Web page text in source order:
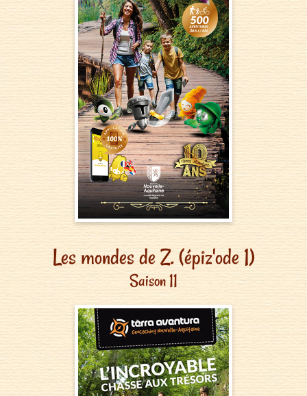
Les mondes de Z. (épiz'ode 1)
Saison 11